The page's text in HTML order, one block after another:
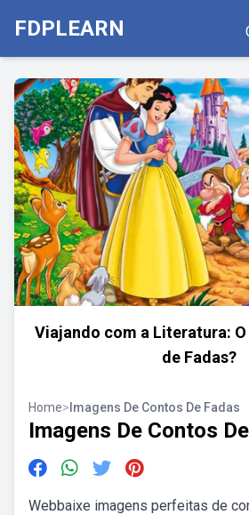
FDPLEARN
Viajando com a Literatura:
de Fadas?
Home> Imagens De Contos De Fadas
Imagens De Contos
Webbaixe imagens perfeitas de